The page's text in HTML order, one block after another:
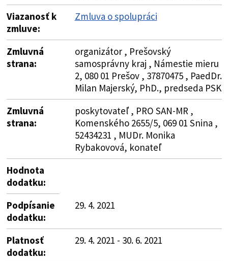
Viazanosť k
zmluve:
Zmluva o spolupráci
Zmluvná
strana:
organizátor , Prešovský
samosprávny kraj , Námestie mieru
2, 080 01 Prešov , 37870475 , PaedDr.
Milan Majerský, PhD., predseda PSK
Zmluvná
strana:
poskytovateľ , PRO SAN-MR ,
Komenského 2655/5, 069 01 Snina ,
52434231 , MUDr. Monika
Rybakovová, konateľ
Hodnota
dodatku:
Podpísanie
dodatku:
29. 4. 2021
Platnosť
dodatku:
29. 4. 2021 - 30. 6. 2021